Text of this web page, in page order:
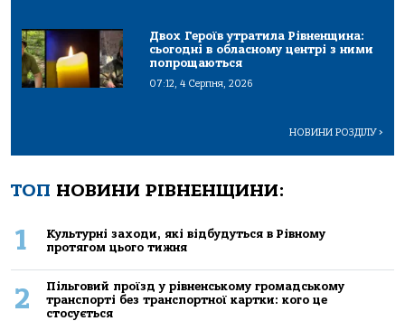
Двох Героїв утратила Рівненщина:
сьогодні в обласному центрі з ними
попрощаються
07:12, 4 Серпня, 2026
НОВИНИ РОЗДІЛУ>
ТОП НОВИНИ РІВНЕНЩИНИ:
1
Культурні заходи, які відбудуться в Рівному
протягом цього тижня
2
Пільговий проїзд у рівненському громадському
транспорті без транспортної картки: кого це
стосується